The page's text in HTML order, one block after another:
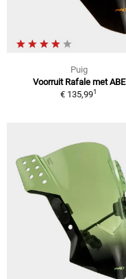
Puig
Voorruit Rafale met ABE
€ 135,991